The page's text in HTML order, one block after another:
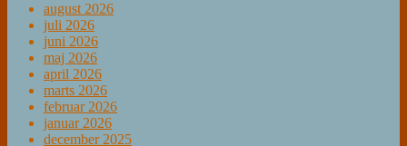
august 2026
juli 2026
juni 2026
maj 2026
april 2026
marts 2026
februar 2026
januar 2026
december 2025